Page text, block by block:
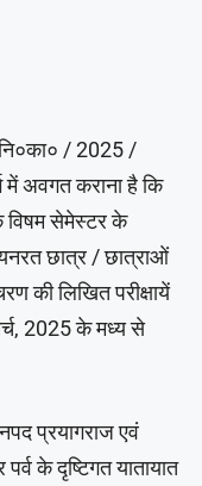
/ 2025 /
अवगत कराना है कि
विषम सेमेस्टर के
छात्र / छात्राओं
की लिखित परीक्षायें
2025 के मध्य से
प्रयागराज एवं
के दृष्टिगत यातायात